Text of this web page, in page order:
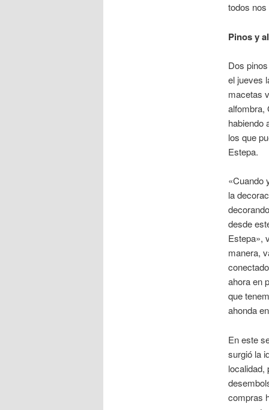
todos
Pinos y
Dos
el jueves
macetas
alfombra,
habiendo
los que
Estepa.
«Cuando
la
desde
Estepa»,
manera,
ahora en
que
ahonda
En este
surgió la
localidad,
compras